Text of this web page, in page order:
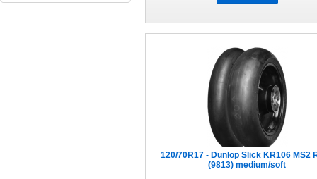
120/70R17 - Dunlop Slick KR106 MS2
(9813) medium/soft